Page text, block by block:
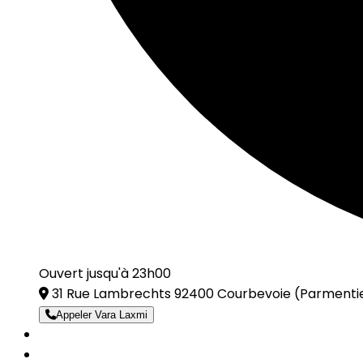
Ouvert jusqu'à 23h00
31 Rue Lambrechts 92400 Courbevoie
Appeler Vara Laxmi